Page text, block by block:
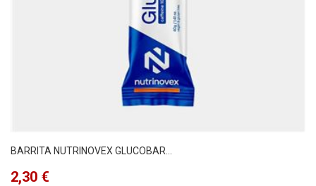
BARRITA NUTRINOVEX GLUCOBAR...
Precio
2,30 €